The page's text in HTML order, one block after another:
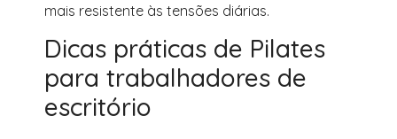
mais resistente às tensões diárias.
Dicas práticas de Pilates
para trabalhadores de
escritório